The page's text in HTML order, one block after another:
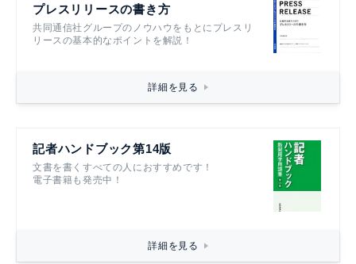
プレスリリースの書き方
共同通信社グループのノウハウをもとにプレスリ
リースの基本的なポイントを解説！
詳細を見る
記者ハンドブック第14版
文書を書くすべての人におすすめです！
電子書籍も発売中！
詳細を見る